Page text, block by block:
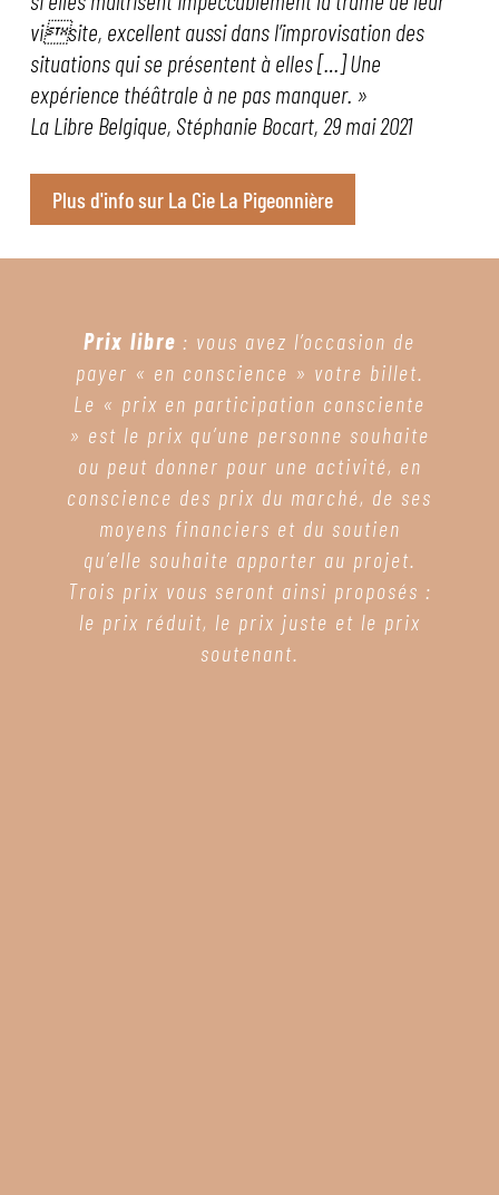
visite, excellent aussi dans l’improvisation des
situations qui se présentent à elles […] Une
expérience théâtrale à ne pas manquer. »
La Libre Belgique, Stéphanie Bocart, 29 mai 2021
Plus d'info sur La Cie La Pigeonnière
Prix libre : vous avez l’occasion de
payer « en conscience » votre billet.
Le « prix en participation consciente
» est le prix qu’une personne souhaite
ou peut donner pour une activité, en
conscience des prix du marché, de ses
moyens financiers et du soutien
qu’elle souhaite apporter au projet.
Trois prix vous seront ainsi proposés :
le prix réduit, le prix juste et le prix
soutenant.